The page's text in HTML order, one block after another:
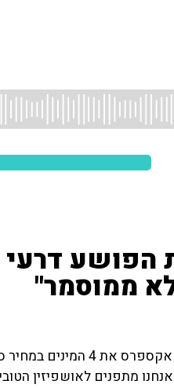
דרעי
ממוסמר"
"בוקר טוב אחרי שהקמנו את סוכתנו והצלחנו
מתפנים לאושפיזין